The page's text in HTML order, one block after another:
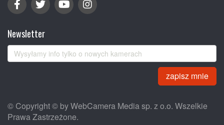
Newsletter
zapisz mnie
© Copyright © by WebCamera Media sp. z o.o. Wszelkie
Prawa Zastrzeżone.